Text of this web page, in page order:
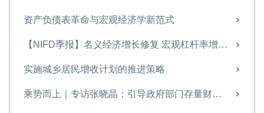
资产负债表革命与宏观经济学新范式
【NIFD季报】名义经济增长修复 宏观杠杆率增幅收窄——2026年一季度宏观杠杆率报告
实施城乡居民增收计划的推进策略
乘势而上｜专访张晓晶：引导政府部门存量财富向居民部门适度转移